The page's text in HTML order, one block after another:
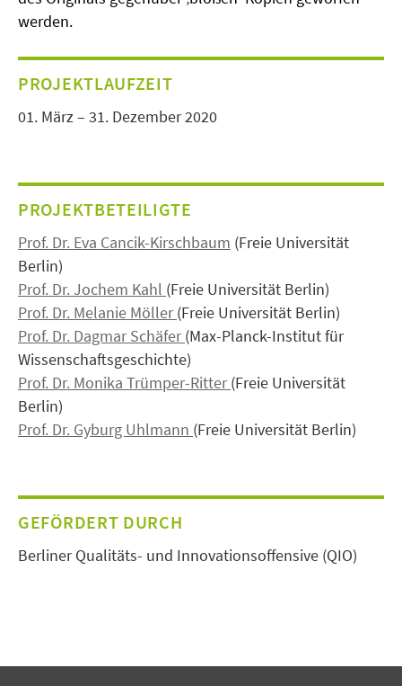
werden.
PROJEKTLAUFZEIT
01. März – 31. Dezember 2020
PROJEKTBETEILIGTE
Prof. Dr. Eva Cancik-Kirschbaum (Freie Universität
Berlin)
Prof. Dr. Jochem Kahl (Freie Universität Berlin)
Prof. Dr. Melanie Möller(Freie Universität Berlin)
Prof. Dr. Dagmar Schäfer(Max-Planck-Institut für
Wissenschaftsgeschichte)
Prof. Dr. Monika Trümper-Ritter(Freie Universität
Berlin)
Prof. Dr. Gyburg Uhlmann (Freie Universität Berlin)
GEFÖRDERT DURCH
Berliner Qualitäts- und Innovationsoffensive (QIO)